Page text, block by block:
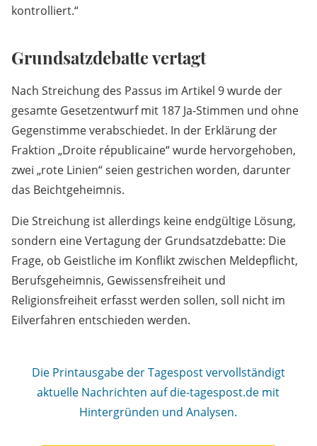
kontrolliert.“
Grundsatzdebatte vertagt
Nach Streichung des Passus im Artikel 9 wurde der
gesamte Gesetzentwurf mit 187 Ja-Stimmen und ohne
Gegenstimme verabschiedet. In der Erklärung der
Fraktion „Droite républicaine“ wurde hervorgehoben,
zwei „rote Linien“ seien gestrichen worden, darunter
das Beichtgeheimnis.
Die Streichung ist allerdings keine endgültige Lösung,
sondern eine Vertagung der Grundsatzdebatte: Die
Frage, ob Geistliche im Konflikt zwischen Meldepflicht,
Berufsgeheimnis, Gewissensfreiheit und
Religionsfreiheit erfasst werden sollen, soll nicht im
Eilverfahren entschieden werden.
Die Printausgabe der Tagespost vervollständigt
aktuelle Nachrichten auf die-tagespost.de mit
Hintergründen und Analysen.